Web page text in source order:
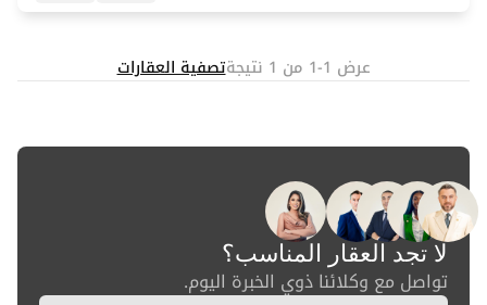
عرض 1-1 من 1 نتيجة تصفية العقارات
لا تجد العقار المناسب؟
تواصل مع وكلائنا ذوي الخبرة اليوم.